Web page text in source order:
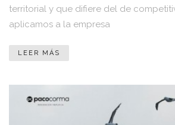
territorial y que difiere del de
aplicamos a la empresa
LEER MÁS